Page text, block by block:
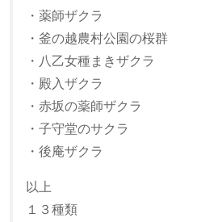
・薬師ザクラ
・釜の越農村公園の桜群
・八乙女種まきザクラ
・殿入ザクラ
・赤坂の薬師ザクラ
・子守堂のサクラ
・後庵ザクラ
以上
１３種類